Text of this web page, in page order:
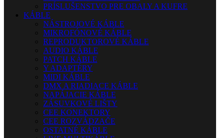
PRÍSLUŠENSTVO PRE OBALY A KUFRE
KÁBLE
NÁSTROJOVÉ KÁBLE
MIKROFÓNOVÉ KÁBLE
REPRODUKTOROVÉ KÁBLE
AUDIO KÁBLE
PATCH KÁBLE
Y ADAPTÉRY
MIDI KÁBLE
DMX A RIADIACE KÁBLE
NAPÁJACIE KÁBLE
ZÁSUVKOVÉ LIŠTY
CEE KONEKTORY
CEE ROZVÁDZAČE
OSTATNÉ KÁBLE